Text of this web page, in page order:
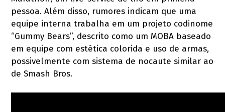
pessoa. Além disso, rumores indicam que uma
equipe interna trabalha em um projeto codinome
“Gummy Bears”, descrito como um MOBA baseado
em equipe com estética colorida e uso de armas,
possivelmente com sistema de nocaute similar ao
de Smash Bros.